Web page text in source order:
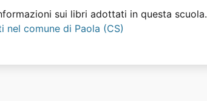
sui libri adottati in questa scuola.
nel comune di Paola (CS)